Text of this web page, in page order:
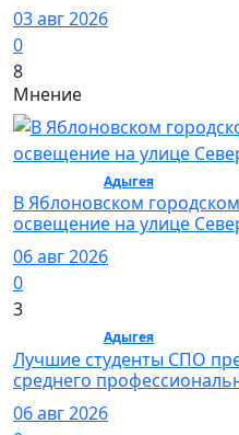
03 авг 2026
0
8
Мнение
Адыгея/ Общество
В Яблоновском
освещение на улице
06 авг 2026
0
3
Адыгея/ Общество
Лучшие студенты СПО
среднего
06 авг 2026